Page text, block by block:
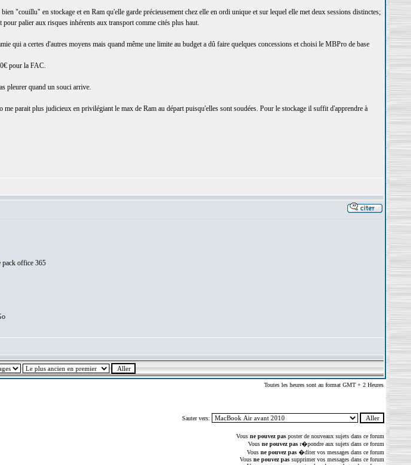
"couillu" en stockage et en Ram qu'elle garde précieusement chez elle en ordi unique et sur lequel elle met deux sessions distinctes;
palier aux risques inhérents aux transport comme cités plus haut.
qui a certes d'autres moyens mais quand même une limite au budget a dû faire quelques concessions et choisi le MBPro de base
pour la FAC.
pleurer quand un souci arrive.
parait plus judicieux en privilégiant le max de Ram au départ puisqu'elles sont soudées. Pour le stockage il suffit d'apprendre à
pack office 365
Toutes les heures sont au format GMT + 2 Heures
Sauter vers:
Vous ne pouvez pasposter de nouveaux sujets dans ce forum
Vous ne pouvez pasr�pondre aux sujets dans ce forum
Vous ne pouvez pas�diter vos messages dans ce forum
Vous ne pouvez passupprimer vos messages dans ce forum